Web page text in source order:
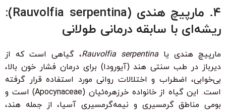
۴. مارپیچ هندی (Rauvolfia serpentina):
ریشه‌ای با سابقه درمانی طولانی
مارپیچ هندی یا Rauvolfia serpentina، گیاهی است که از
دیرباز در طب سنتی هند (آیورودا) برای درمان فشار خون بالا،
بی‌خوابی، اضطراب و اختلالات روانی مورد استفاده قرار گرفته
است. این گیاه از خانواده خرزهره‌ئیان (Apocynaceae) است و
بومی مناطق گرمسیری و نیمه‌گرمسیری آسیا، از جمله هند،